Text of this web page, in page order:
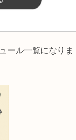
ール一覧になりま